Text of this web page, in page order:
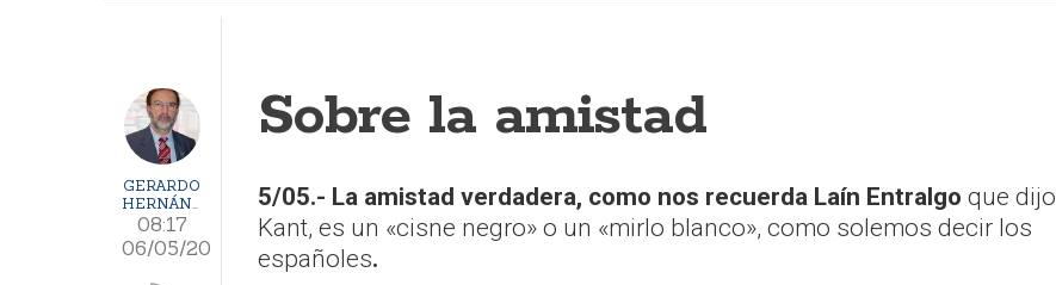
GERARDO
HERNÁNDEZ
08:17
06/05/20
Sobre la amistad
5/05.- La amistad verdadera, como nos recuerda Laín Entralgo que dijo
Kant, es un «cisne negro» o un «mirlo blanco», como solemos decir los
españoles.